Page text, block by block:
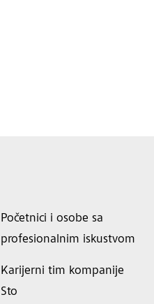
Početnici i osobe sa
profesionalnim iskustvom
Karijerni tim kompanije
Sto